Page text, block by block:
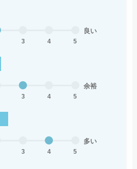
3 4 5
良い
3 4 5
余裕
3 4 5
多い